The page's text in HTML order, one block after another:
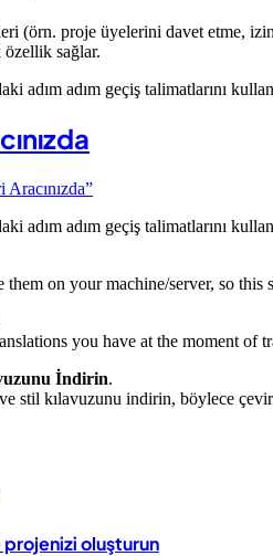
(örn. proje üyelerini davet etme,
özellik sağlar.
adım adım geçiş talimatlarını
adım adım geçiş talimatlarını
them on your machine/server, so this
you have at the moment of
İndirin.
stil kılavuzunu indirin, böylece
oluşturun